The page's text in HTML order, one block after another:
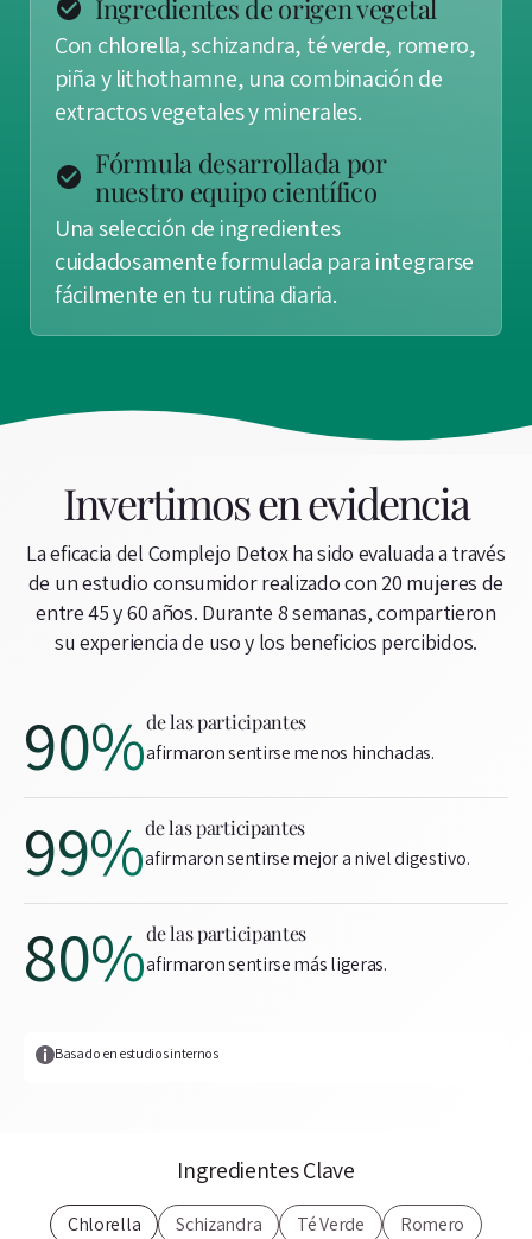
Ingredientes de origen vegetal
Con chlorella, schizandra, té verde, romero,
piña y lithothamne, una combinación de
extractos vegetales y minerales.
Fórmula desarrollada por
nuestro equipo científico
Una selección de ingredientes
cuidadosamente formulada para integrarse
fácilmente en tu rutina diaria.
Invertimos en evidencia
La eficacia del Complejo Detox ha sido evaluada a través
de un estudio consumidor realizado con 20 mujeres de
entre 45 y 60 años. Durante 8 semanas, compartieron
su experiencia de uso y los beneficios percibidos.
90%de las participantes
afirmaron sentirse menos hinchadas.
99%de las participantes
afirmaron sentirse mejor a nivel digestivo.
80%de las participantes
afirmaron sentirse más ligeras.
Basado en estudios internos
Ingredientes Clave
Chlorella Schizandra Té Verde
Romero